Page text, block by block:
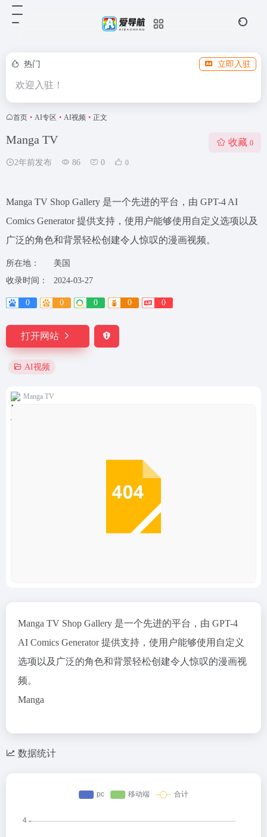
热门 立即入驻
欢迎入驻！
首页 • AI专区 • AI视频 • 正文
Manga TV
2年前发布 86 0 0
收藏 0
Manga TV Shop Gallery 是一个先进的平台，由 GPT-4 AI
Comics Generator 提供支持，使用户能够使用自定义选项以及
广泛的角色和背景轻松创建令人惊叹的漫画视频。
所在地：
美国
收录时间：
2024-03-27
0 0 0 0 0
打开网站
AI视频
Manga TV
Manga TV Shop Gallery 是一个先进的平台，由 GPT-4
AI Comics Generator 提供支持，使用户能够使用自定义
选项以及广泛的角色和背景轻松创建令人惊叹的漫画视
频。
Manga
数据统计